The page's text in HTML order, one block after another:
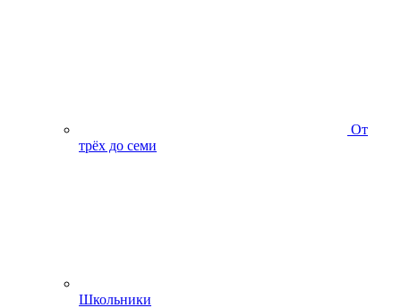
От
трёх до семи
Школьники